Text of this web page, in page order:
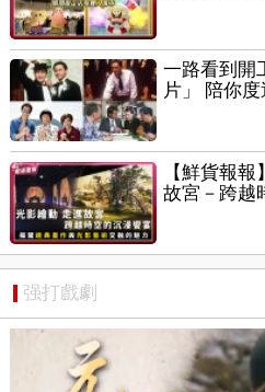
一路看到開
片」 陪你
【鮮貨報
故宮－跨越
强打戲劇